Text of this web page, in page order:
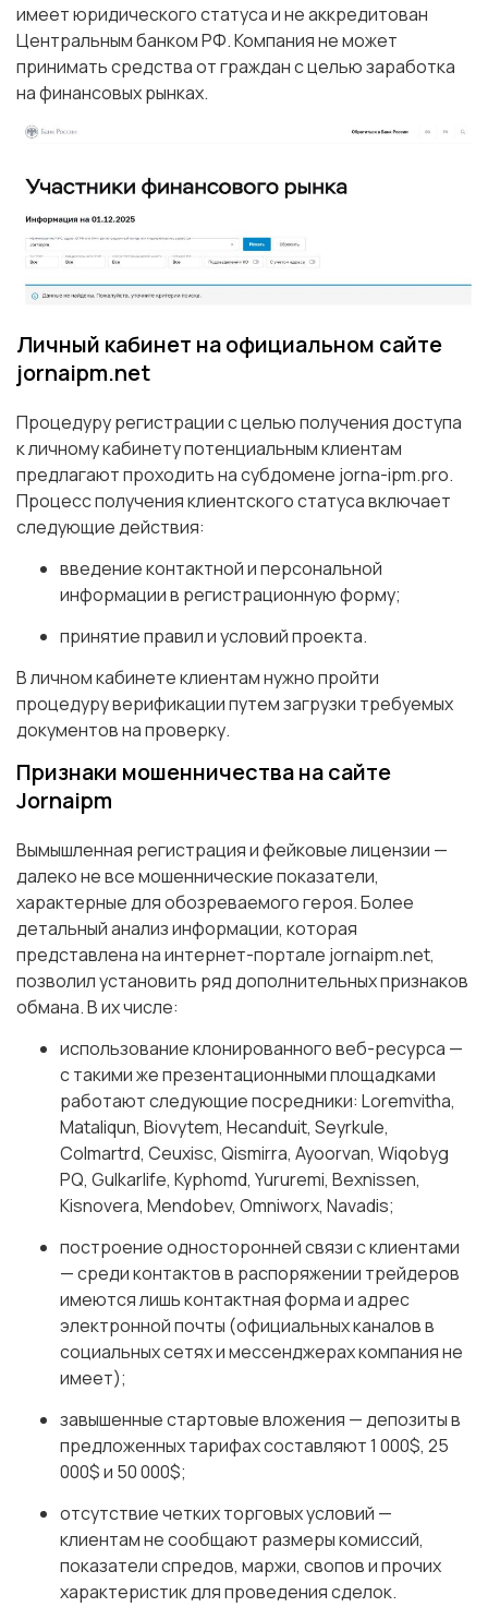
имеет юридического статуса и не аккредитован
Центральным банком РФ. Компания не может
принимать средства от граждан с целью заработка
на финансовых рынках.
Личный кабинет на официальном сайте
jornaipm.net
Процедуру регистрации с целью получения доступа
к личному кабинету потенциальным клиентам
предлагают проходить на субдомене jorna-ipm.pro.
Процесс получения клиентского статуса включает
следующие действия:
введение контактной и персональной
информации в регистрационную форму;
принятие правил и условий проекта.
В личном кабинете клиентам нужно пройти
процедуру верификации путем загрузки требуемых
документов на проверку.
Признаки мошенничества на сайте
Jornaipm
Вымышленная регистрация и фейковые лицензии —
далеко не все мошеннические показатели,
характерные для обозреваемого героя. Более
детальный анализ информации, которая
представлена на интернет-портале jornaipm.net,
позволил установить ряд дополнительных признаков
обмана. В их числе:
использование клонированного веб-ресурса —
с такими же презентационными площадками
работают следующие посредники: Loremvitha,
Mataliqun, Biovytem, Hecanduit, Seyrkule,
Colmartrd, Ceuxisc, Qismirra, Ayoorvan, Wiqobyg
PQ, Gulkarlife, Kyphomd, Yururemi, Bexnissen,
Kisnovera, Mendobev, Omniworx, Navadis;
построение односторонней связи с клиентами
— среди контактов в распоряжении трейдеров
имеются лишь контактная форма и адрес
электронной почты (официальных каналов в
социальных сетях и мессенджерах компания не
имеет);
завышенные стартовые вложения — депозиты в
предложенных тарифах составляют 1 000$, 25
000$ и 50 000$;
отсутствие четких торговых условий —
клиентам не сообщают размеры комиссий,
показатели спредов, маржи, свопов и прочих
характеристик для проведения сделок.